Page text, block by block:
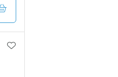
FECHAR
FECHAR
ADICIONAR AOS